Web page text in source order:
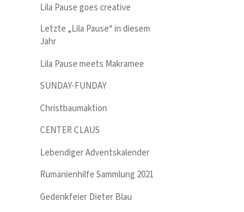
Lila Pause goes creative
Letzte „Lila Pause“ in diesem
Jahr
Lila Pause meets Makramee
SUNDAY-FUNDAY
Christbaumaktion
CENTER CLAUS
Lebendiger Adventskalender
Rumänienhilfe Sammlung 2021
Gedenkfeier Dieter Blau